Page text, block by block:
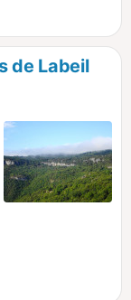
de Labeil